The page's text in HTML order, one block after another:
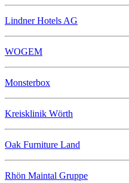
Lindner Hotels AG
WOGEM
Monsterbox
Kreisklinik Wörth
Oak Furniture Land
Rhön Maintal Gruppe